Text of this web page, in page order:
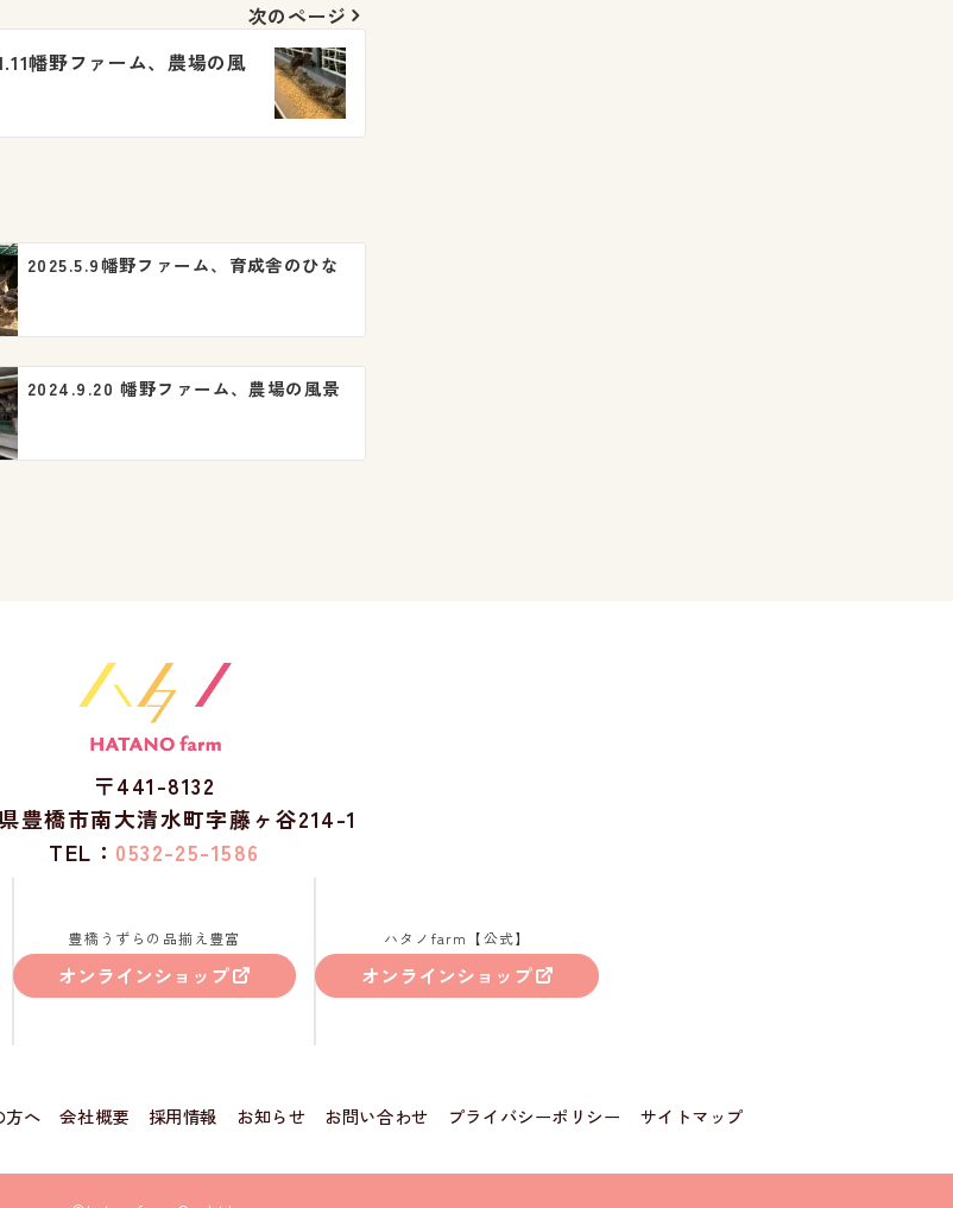
次のページ
幡野ファーム、農場の風
2025.5.9幡野ファーム、育成舎のひな
2024.9.20 幡野ファーム、農場の風景
〒441-8132
豊橋市南大清水町字藤ヶ谷214-1
TEL： 0532-25-1586
豊橋うずらの品揃え豊富
オンラインショップ
ハタノfarm【公式】
オンラインショップ
方へ 会社概要 採用情報 お知らせ お問い合わせ プライバシーポリシー サイトマップ